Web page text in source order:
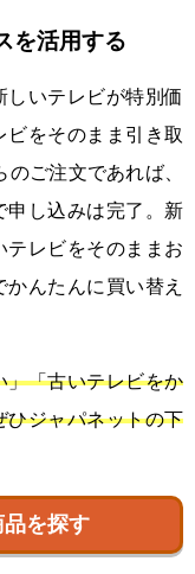
を活用する
しいテレビが特別価
をそのまま引き取
ご注文であれば、
申し込みは完了。新
テレビをそのままお
んたんに買い替え
」「古いテレビをか
ひジャパネットの下
を探す